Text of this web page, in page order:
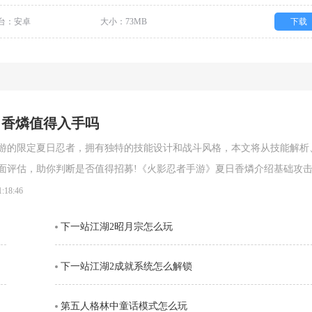
：安卓 大小：73MB 下载
燐值得入手吗
的限定夏日忍者，拥有独特的技能设计和战斗风格，本文将从技能解析
评估，助你判断是否值得招募!《火影忍者手游》夏日香燐介绍基础攻
连击。前两段以锁链的上撩与横扫为主，具备良好的起手能力，第三段
需要注意的是，最后一段下一站江湖2昭月宗怎么玩
下一站江湖2成就系统怎么解锁
第五人格林中童话模式怎么玩